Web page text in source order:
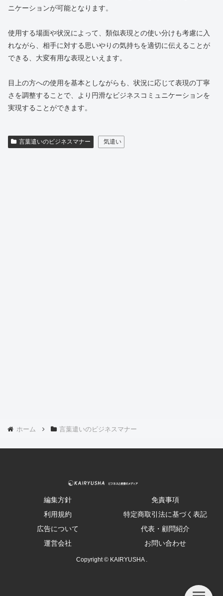
ニケーションが可能となります。
使用する場面や状況によって、類似表現との使い分けも考慮に入
れながら、相手に対する思いやりの気持ちを適切に伝えることが
できる、大変有用な表現といえます。
目上の方への使用を基本としながらも、状況に応じて表現の丁寧
さを調整することで、より円滑なビジネスコミュニケーションを
実現することができます。
言葉遣いのビジネスマナー 気遣い
ホーム 言葉遣いのビジネスマナー
編集方針
免責事項
利用規約
特定商取引法に基づく表記
広告について
代表・顧問紹介
運営会社
お問い合わせ
Copyright © KAIRYUSHA .